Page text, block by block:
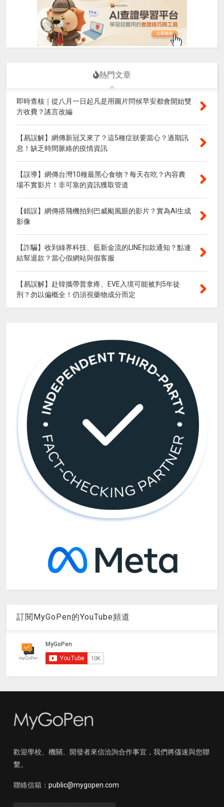
熱門文章
即時查核｜從八月一日起凡是用圖片問候早安都會開始雙
方收費？謠言改編
【易誤解】網傳新冠又來了？這5種症狀要當心？過期訊
息！缺乏時間脈絡的疫情資訊
【誤導】網傳台灣10種最黑心食物？每天在吃？內容農
場不實影片！非可靠的資訊獲取管道
【錯誤】網傳搭飛機拍到巴威颱風眼的影片？實為AI生成
影像
【詐騙】收到綠界科技、藍新金流的LINE扣款通知？點連
結幫退款？當心假網站與假客服
【易誤解】赴韓攜帶普拿疼、EVE入境可能被判5年徒
刑？勿以偏概全！仍須視藥物成分而定
訂閱MyGoPen的YouTube頻道
歡迎學校、機關、開發者來信洽詢合作事宜，我們將儘速與您聯
繫。
聯絡信箱： public@mygopen.com